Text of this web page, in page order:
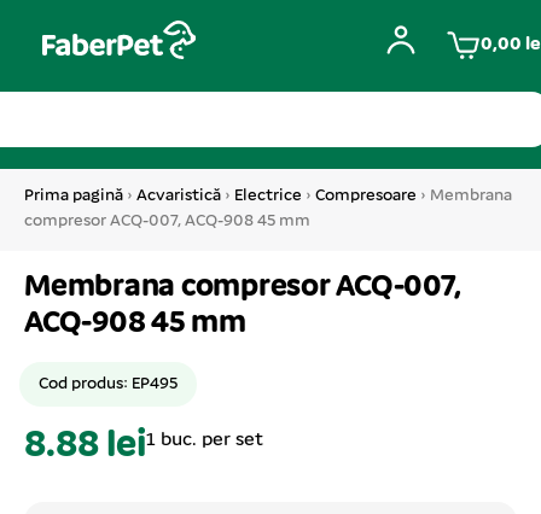
0,00
Prima pagină › Acvaristică › Electrice › Compresoare › Membrana
compresor ACQ-007, ACQ-908 45 mm
Membrana compresor ACQ-007,
ACQ-908 45 mm
Cod produs: EP495
8.88 lei1 buc. per set